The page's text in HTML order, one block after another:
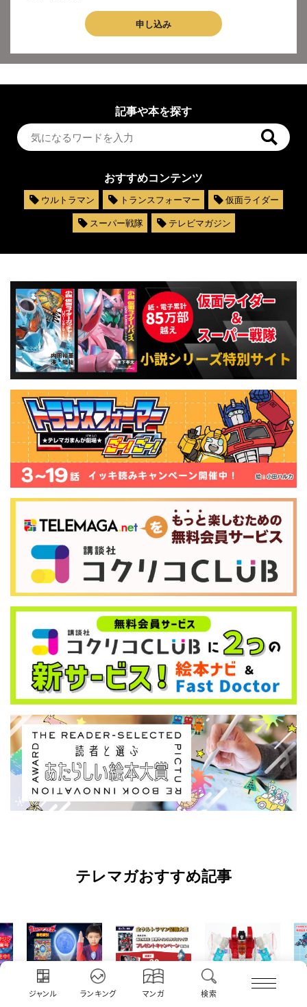
ジャンル ランキング マンガ 検索
申し込み
記事や本を探す
おすすめコンテンツ
ウルトラマン トランスフォーマー
仮面ライダー
スーパー戦隊
テレビマガジン
テレマガおすすめ記事